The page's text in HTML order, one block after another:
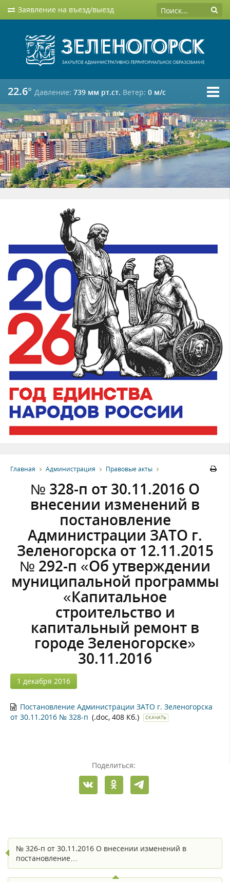
Заявление на въезд/выезд
22.6° Давление: 739 мм рт.ст. Ветер: 0 м/c
Главная Администрация Правовые акты
№ 328-п от 30.11.2016 О
внесении изменений в
постановление
Администрации ЗАТО г.
Зеленогорска от 12.11.2015
№ 292-п «Об утверждении
муниципальной программы
«Капитальное
строительство и
капитальный ремонт в
городе Зеленогорске»
30.11.2016
1 декабря 2016
Постановление Администрации ЗАТО г. Зеленогорска
от 30.11.2016 № 328-п (.doc, 408 Кб.) СКАЧАТЬ
Поделиться:
№ 326-п от 30.11.2016 О внесении изменений в
постановление…